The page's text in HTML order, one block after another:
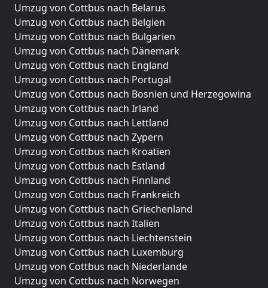
Umzug von Cottbus nach Belarus
Umzug von Cottbus nach Belgien
Umzug von Cottbus nach Bulgarien
Umzug von Cottbus nach Dänemark
Umzug von Cottbus nach England
Umzug von Cottbus nach Portugal
Umzug von Cottbus nach Bosnien und Herzegowina
Umzug von Cottbus nach Irland
Umzug von Cottbus nach Lettland
Umzug von Cottbus nach Zypern
Umzug von Cottbus nach Kroatien
Umzug von Cottbus nach Estland
Umzug von Cottbus nach Finnland
Umzug von Cottbus nach Frankreich
Umzug von Cottbus nach Griechenland
Umzug von Cottbus nach Italien
Umzug von Cottbus nach Liechtenstein
Umzug von Cottbus nach Luxemburg
Umzug von Cottbus nach Niederlande
Umzug von Cottbus nach Norwegen